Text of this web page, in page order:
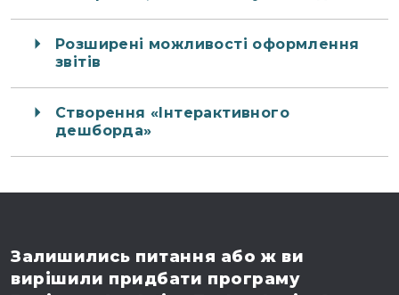
Розширені можливості оформлення
звітів
Створення «Інтерактивного
дешборда»
Залишились питання або ж ви
вирішили придбати програму